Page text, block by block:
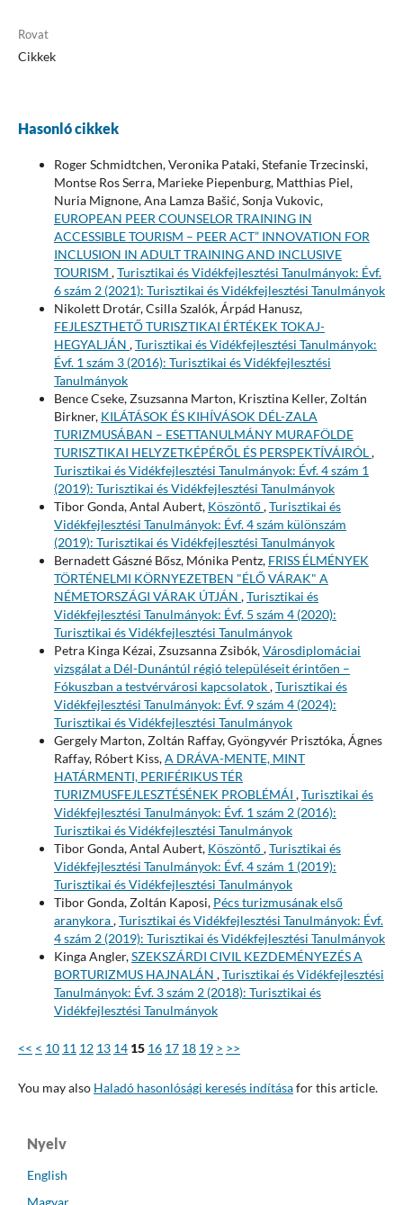
Rovat
Cikkek
Hasonló cikkek
Roger Schmidtchen, Veronika Pataki, Stefanie Trzecinski,
Montse Ros Serra, Marieke Piepenburg, Matthias Piel,
Nuria Mignone, Ana Lamza Bašić, Sonja Vukovic,
EUROPEAN PEER COUNSELOR TRAINING IN
ACCESSIBLE TOURISM – PEER ACT” INNOVATION FOR
INCLUSION IN ADULT TRAINING AND INCLUSIVE
TOURISM ,Turisztikai és Vidékfejlesztési Tanulmányok: Évf.
6 szám 2 (2021): Turisztikai és Vidékfejlesztési Tanulmányok
Nikolett Drotár, Csilla Szalók, Árpád Hanusz,
FEJLESZTHETŐ TURISZTIKAI ÉRTÉKEK TOKAJ-
HEGYALJÁN ,Turisztikai és Vidékfejlesztési Tanulmányok:
Évf. 1 szám 3 (2016): Turisztikai és Vidékfejlesztési
Tanulmányok
Bence Cseke, Zsuzsanna Marton, Krisztina Keller, Zoltán
Birkner, KILÁTÁSOK ÉS KIHÍVÁSOK DÉL-ZALA
TURIZMUSÁBAN – ESETTANULMÁNY MURAFÖLDE
TURISZTIKAI HELYZETKÉPÉRŐL ÉS PERSPEKTÍVÁIRÓL,
Turisztikai és Vidékfejlesztési Tanulmányok: Évf. 4 szám 1
(2019): Turisztikai és Vidékfejlesztési Tanulmányok
Tibor Gonda, Antal Aubert, Köszöntő,Turisztikai és
Vidékfejlesztési Tanulmányok: Évf. 4 szám különszám
(2019): Turisztikai és Vidékfejlesztési Tanulmányok
Bernadett Gászné Bősz, Mónika Pentz, FRISS ÉLMÉNYEK
TÖRTÉNELMI KÖRNYEZETBEN "ÉLŐ VÁRAK" A
NÉMETORSZÁGI VÁRAK ÚTJÁN ,Turisztikai és
Vidékfejlesztési Tanulmányok: Évf. 5 szám 4 (2020):
Turisztikai és Vidékfejlesztési Tanulmányok
Petra Kinga Kézai, Zsuzsanna Zsibók,Városdiplomáciai
vizsgálat a Dél-Dunántúl régió településeit érintően –
Fókuszban a testvérvárosi kapcsolatok,Turisztikai és
Vidékfejlesztési Tanulmányok: Évf. 9 szám 4 (2024):
Turisztikai és Vidékfejlesztési Tanulmányok
Gergely Marton, Zoltán Raffay, Gyöngyvér Prisztóka, Ágnes
Raffay, Róbert Kiss,A DRÁVA-MENTE, MINT
HATÁRMENTI, PERIFÉRIKUS TÉR
TURIZMUSFEJLESZTÉSÉNEK PROBLÉMÁI ,Turisztikai és
Vidékfejlesztési Tanulmányok: Évf. 1 szám 2 (2016):
Turisztikai és Vidékfejlesztési Tanulmányok
Tibor Gonda, Antal Aubert, Köszöntő,Turisztikai és
Vidékfejlesztési Tanulmányok: Évf. 4 szám 1 (2019):
Turisztikai és Vidékfejlesztési Tanulmányok
Tibor Gonda, Zoltán Kaposi, Pécs turizmusának első
aranykora,Turisztikai és Vidékfejlesztési Tanulmányok: Évf.
4 szám 2 (2019): Turisztikai és Vidékfejlesztési Tanulmányok
Kinga Angler,SZEKSZÁRDI CIVIL KEZDEMÉNYEZÉS A
BORTURIZMUS HAJNALÁN ,Turisztikai és Vidékfejlesztési
Tanulmányok: Évf. 3 szám 2 (2018): Turisztikai és
Vidékfejlesztési Tanulmányok
<< < 10 11 12 13 14 15 16 17 18 19 > >>
You may also Haladó hasonlósági keresés indításafor this article.
Nyelv
English
Magyar